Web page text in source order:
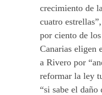
crecimiento de
cuatro
por ciento de
Canarias eligen
a Rivero por
reformar la ley
“si sabe el daño